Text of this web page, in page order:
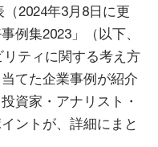
2024年3月8日に更
例集2023」（以下、
ティに関する考え方
てた企業事例が紹介
資家・アナリスト・
ントが、詳細にまと